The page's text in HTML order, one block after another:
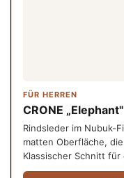
FÜR HERREN
CRONE „Elephant"
Rindsleder im Nubuk-
matten Oberfläche,
Klassischer Schnitt für